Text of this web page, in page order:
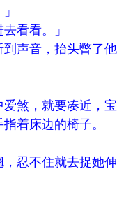
看看。」
声音，抬头瞥了
煞，就要凑近，
着床边的椅子。
忍不住就去捉她